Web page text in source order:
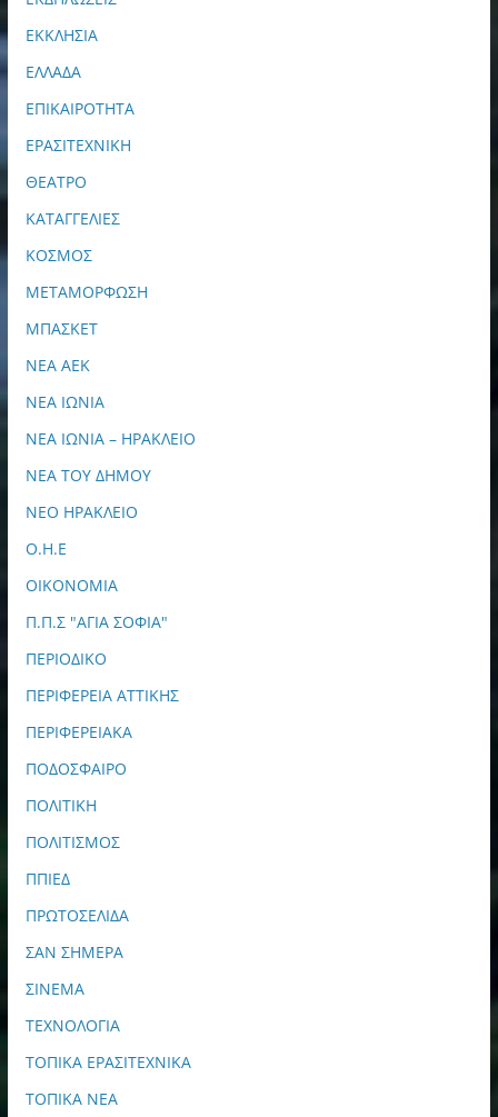
ΕΚΚΛΗΣΙΑ
ΕΛΛΑΔΑ
ΕΠΙΚΑΙΡΟΤΗΤΑ
ΕΡΑΣΙΤΕΧΝΙΚΗ
ΘΕΑΤΡΟ
ΚΑΤΑΓΓΕΛΙΕΣ
ΚΟΣΜΟΣ
ΜΕΤΑΜΟΡΦΩΣΗ
ΜΠΑΣΚΕΤ
ΝΕΑ ΑΕΚ
ΝΕΑ ΙΩΝΙΑ
ΝΕΑ ΙΩΝΙΑ – ΗΡΑΚΛΕΙΟ
ΝΕΑ ΤΟΥ ΔΗΜΟΥ
ΝΕΟ ΗΡΑΚΛΕΙΟ
Ο.Η.Ε
ΟΙΚΟΝΟΜΙΑ
Π.Π.Σ "ΑΓΙΑ ΣΟΦΙΑ"
ΠΕΡΙΟΔΙΚΟ
ΠΕΡΙΦΕΡΕΙΑ ΑΤΤΙΚΗΣ
ΠΕΡΙΦΕΡΕΙΑΚΑ
ΠΟΔΟΣΦΑΙΡΟ
ΠΟΛΙΤΙΚΗ
ΠΟΛΙΤΙΣΜΟΣ
ΠΠΙΕΔ
ΠΡΩΤΟΣΕΛΙΔΑ
ΣΑΝ ΣΗΜΕΡΑ
ΣΙΝΕΜΑ
ΤΕΧΝΟΛΟΓΙΑ
ΤΟΠΙΚΑ ΕΡΑΣΙΤΕΧΝΙΚΑ
ΤΟΠΙΚΑ ΝΕΑ